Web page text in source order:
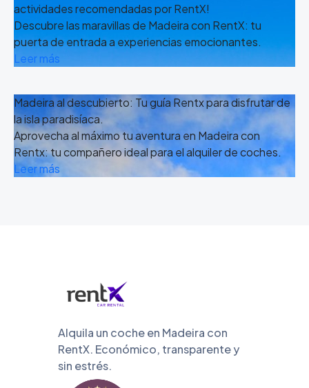
actividades recomendadas por RentX!
Descubre las maravillas de Madeira con RentX: tu
puerta de entrada a experiencias emocionantes.
Leer más
Madeira al descubierto: Tu guía Rentx para disfrutar de
la isla paradisíaca.
Aprovecha al máximo tu aventura en Madeira con
Rentx: tu compañero ideal para el alquiler de coches.
Leer más
Alquila un coche en Madeira con
RentX. Económico, transparente y
sin estrés.